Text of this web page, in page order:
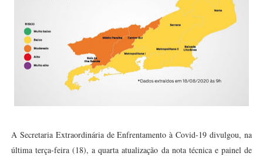
A Secretaria Extraordinária de Enfrentamento à Covid-19 divulgou, na
última terça-feira (18), a quarta atualização da nota técnica e painel de